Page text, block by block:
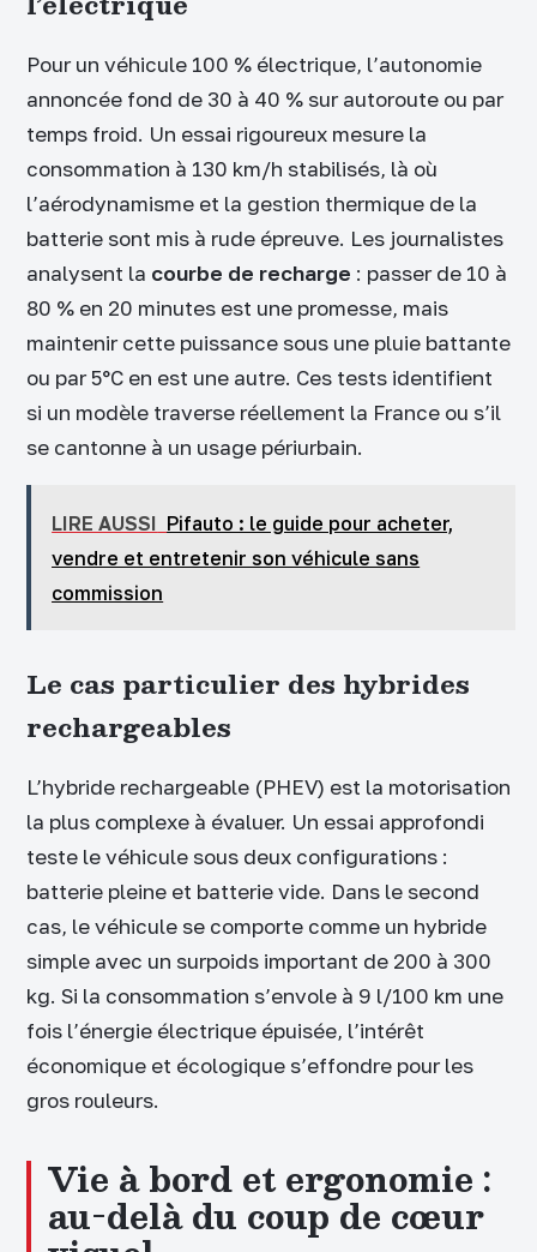
Pour un véhicule 100 % électrique, l’autonomie
annoncée fond de 30 à 40 % sur autoroute ou par
temps froid. Un essai rigoureux mesure la
consommation à 130 km/h stabilisés, là où
l’aérodynamisme et la gestion thermique de la
batterie sont mis à rude épreuve. Les journalistes
analysent la courbe de recharge : passer de 10 à
80 % en 20 minutes est une promesse, mais
maintenir cette puissance sous une pluie battante
ou par 5°C en est une autre. Ces tests identifient
si un modèle traverse réellement la France ou s’il
se cantonne à un usage périurbain.
LIRE AUSSI Pifauto : le guide pour acheter,
vendre et entretenir son véhicule sans
commission
Le cas particulier des hybrides
rechargeables
L’hybride rechargeable (PHEV) est la motorisation
la plus complexe à évaluer. Un essai approfondi
teste le véhicule sous deux configurations :
batterie pleine et batterie vide. Dans le second
cas, le véhicule se comporte comme un hybride
simple avec un surpoids important de 200 à 300
kg. Si la consommation s’envole à 9 l/100 km une
fois l’énergie électrique épuisée, l’intérêt
économique et écologique s’effondre pour les
gros rouleurs.
Vie à bord et ergonomie :
au-delà du coup de cœur